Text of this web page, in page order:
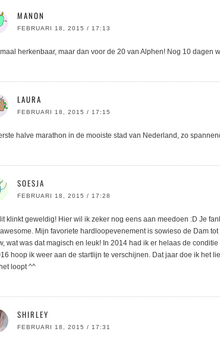
MANON
FEBRUARI 18, 2015 / 17:13
herkenbaar, maar dan voor de 20 van Alphen! Nog 10 dagen
LAURA
FEBRUARI 18, 2015 / 17:15
halve marathon in de mooiste stad van Nederland, zo
SOESJA
FEBRUARI 18, 2015 / 17:28
klinkt geweldig! Hier wil ik zeker nog eens aan meedoen :D Je
Mijn favoriete hardloopevenement is sowieso de Dam
wat was dat magisch en leuk! In 2014 had ik er helaas de
hoop ik weer aan de startlijn te verschijnen. Dat jaar doe ik het
loopt ^^
SHIRLEY
FEBRUARI 18, 2015 / 17:31